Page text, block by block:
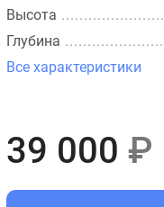
Высота
Глубина
Все характеристики
39 000 ₽